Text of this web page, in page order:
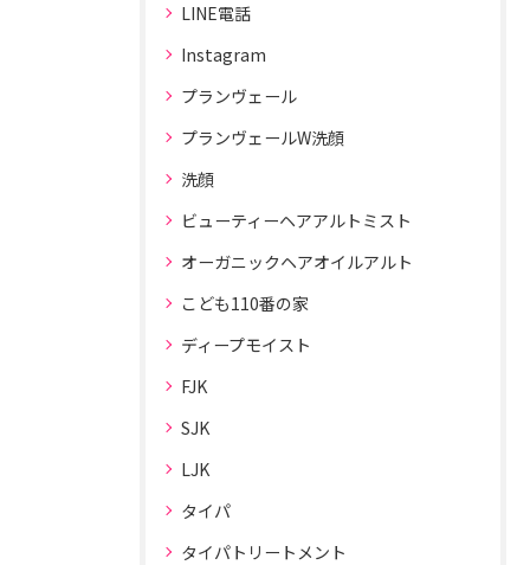
LINE電話
Instagram
プランヴェール
プランヴェールW洗顔
洗顔
ビューティーヘアアルトミスト
オーガニックヘアオイルアルト
こども110番の家
ディープモイスト
FJK
SJK
LJK
タイパ
タイパトリートメント